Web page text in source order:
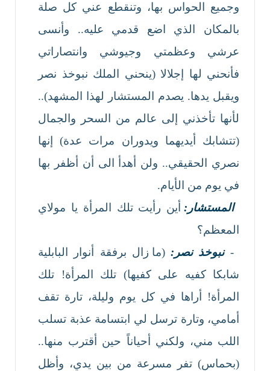
وجميع الحواس بها، وتنقطع عني كل صلة
بالمكان الذي اضع قدمي عليه.. وأنسى
عرشي وعظمتي وجيوشي وانتصاراتي
فأنحني لها إجلالا (ينحني الملك نبوخذ نصر
ويقبل يدها. يصدم المستشار لهذا المشهد)..
لأنها تأخذني إلى عالم من السحر والجمال
(تتشابك أيديهما ويدوران مرات عدة) إنها
نصري الحقيقي.. ولن أهدأ الى أن أظفر بها
في يوم من الأيام.
المستشار:أين رأيت تلك المرأة يا مولاي
المعظم؟
-نبوخذ نصر: (ما زال برفقة أنوار البابلية
شابكا كفيه على كفيها) تلك المرأة! تلك
المرأة! أراها في كل يوم وليلة، تارة تقف
أمامي، وتارة ترسل لي ابتسامة عذبة تسلب
اللب مني، ولكني أحياناً حين أقترب منها..
(بحماس) تفر مسرعة من بين يدي، وأظل